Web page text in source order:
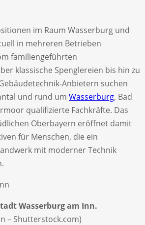
im Raum Wasserburg und
in mehreren Betrieben
familiengeführten
klassische Spenglereien bis hin zu
Anbietern suchen
und rund um Wasserburg, Bad
qualifizierte Fachkräfte. Das
Oberbayern eröffnet damit
für Menschen, die ein
mit moderner Technik
Wasserburg am Inn.
– Shutterstock.com)